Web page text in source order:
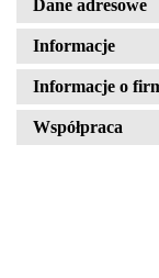
Dane adresowe
Informacje
Informacje o
Współpraca